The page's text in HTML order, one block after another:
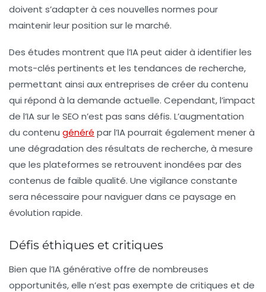
doivent s’adapter à ces nouvelles normes pour
maintenir leur position sur le marché.
Des études montrent que l’IA peut aider à identifier les
mots-clés pertinents et les tendances de recherche,
permettant ainsi aux entreprises de créer du contenu
qui répond à la demande actuelle. Cependant, l’impact
de l’IA sur le SEO n’est pas sans défis. L’augmentation
du contenu généré par l’IA pourrait également mener à
une dégradation des résultats de recherche, à mesure
que les plateformes se retrouvent inondées par des
contenus de faible qualité. Une vigilance constante
sera nécessaire pour naviguer dans ce paysage en
évolution rapide.
Défis éthiques et critiques
Bien que l’IA générative offre de nombreuses
opportunités, elle n’est pas exempte de critiques et de